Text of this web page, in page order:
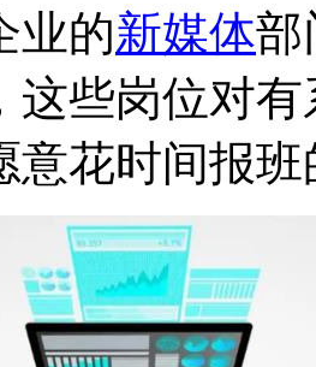
业的新媒体部
这些岗位对
意花时间报